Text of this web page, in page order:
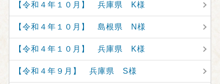
【令和４年１０月】 兵庫県 K様
【令和４年１０月】 島根県 N様
【令和４年１０月】 兵庫県 K様
【令和４年９月】 兵庫県 S様